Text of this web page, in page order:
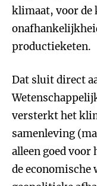
klimaat, voor de
productieketen.
Dat sluit direct
versterkt het
samenleving
alleen goed
de economische